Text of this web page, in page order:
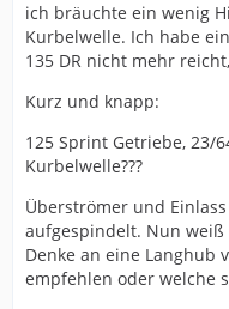
ich bräuchte ein wenig
Kurbelwelle. Ich habe
135 DR nicht mehr
Kurz und knapp:
125 Sprint Getriebe, 23/
Kurbelwelle???
Überströmer und
aufgespindelt. Nun
Denke an eine Langhub
empfehlen oder welche